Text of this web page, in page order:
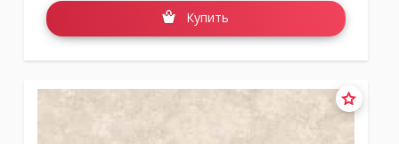
Купить